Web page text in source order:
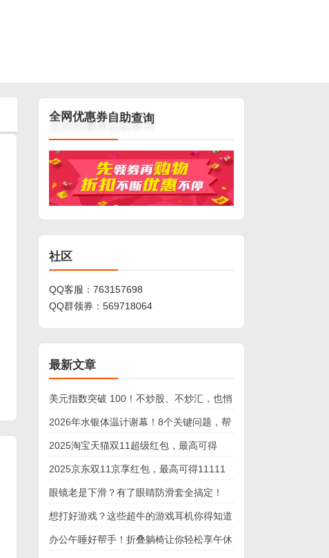
全网优惠券自助查询
社区
QQ客服： 763157698
QQ群领券： 569718064
最新文章
美元指数突破 100！不炒股、不炒汇，也悄
悄影响你的钱包
2026年水银体温计谢幕！8个关键问题，帮
你选对新“健康哨兵”
2025淘宝天猫双11超级红包，最高可得
25888元
2025京东双11京享红包，最高可得11111
元
眼镜老是下滑？有了眼睛防滑套全搞定！
想打好游戏？这些超牛的游戏耳机你得知道
办公午睡好帮手！折叠躺椅让你轻松享午休